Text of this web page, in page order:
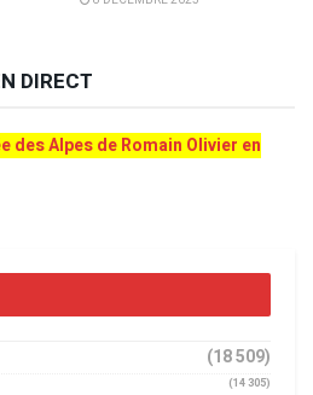
DIRECT
des Alpes de Romain Olivier en
(18 509)
(14 305)